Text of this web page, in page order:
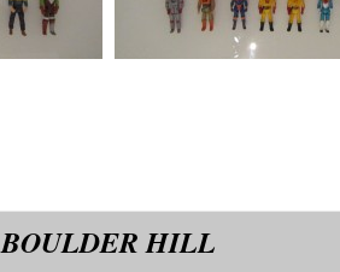
BOULDER HILL